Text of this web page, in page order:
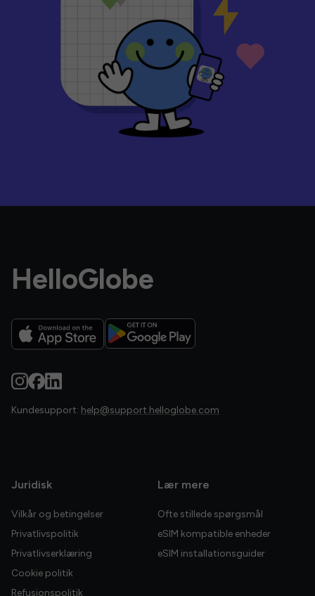
HelloGlobe
Kundesupport: help@support.helloglobe.com
Juridisk
Vilkår og betingelser
Privatlivspolitik
Privatlivserklæring
Cookie politik
Refusionspolitik
Lær mere
Ofte stillede spørgsmål
eSIM kompatible enheder
eSIM installationsguider